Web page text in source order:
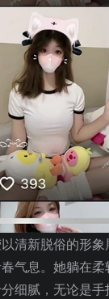
清新脱俗的形
气息。她躺在
细腻，无论是